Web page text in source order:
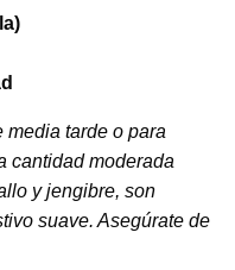
media tarde o para
cantidad moderada
y jengibre, son
suave. Asegúrate de